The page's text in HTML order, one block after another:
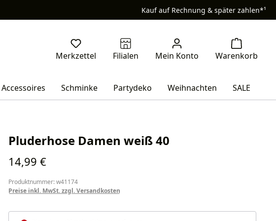
Kauf auf Rechnung & später zahlen*¹
Schminke Partydeko Weihnachten SALE
Pluderhose Damen weiß 40
Regulärer Preis:
14,99 €
Produktnummer: w41174
Preise inkl. MwSt. zzgl. Versandkosten